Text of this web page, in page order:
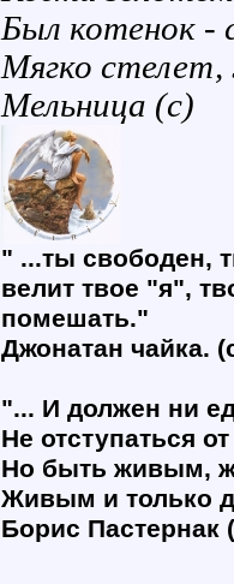
Был котенок -
Мягко
Мельница (с)
" ...ты свободен,
велит твое "я",
помешать."
Джонатан чайка.
"... И должен ни
Не отступаться
Но быть живым,
Живым и только
Борис Пастернак